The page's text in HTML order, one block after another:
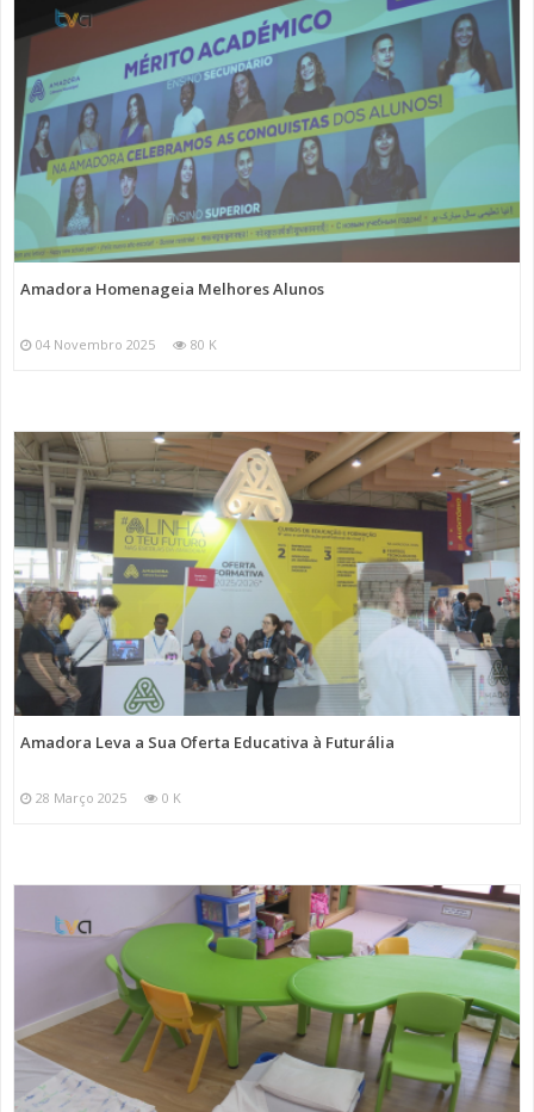
Amadora Homenageia Melhores Alunos
04 Novembro 2025 80 K
Amadora Leva a Sua Oferta Educativa à Futurália
28 Março 2025 0 K